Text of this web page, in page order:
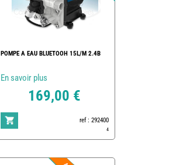
POMPE A EAU BLUETOOH 15L/M 2.4B
En savoir plus
169,00 €
ref : 292400
4